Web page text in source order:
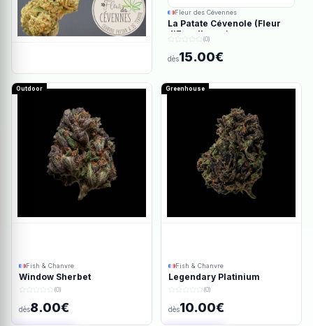
Fleur des Cévennes
La Patate Cévenole (Fleur
d'Excellence)
(0)
dès15.00€
Outdoor
Fish & Chanvre
Window Sherbet
(0)
dès8.00€
Greenhouse
Fish & Chanvre
Legendary Platinium
(0)
dès10.00€